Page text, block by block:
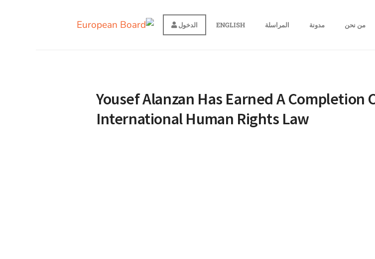
من نحن مدونة المراسلة ENGLISH الدخول
Yousef Alanzan Has Earned A
International Human Rights Law